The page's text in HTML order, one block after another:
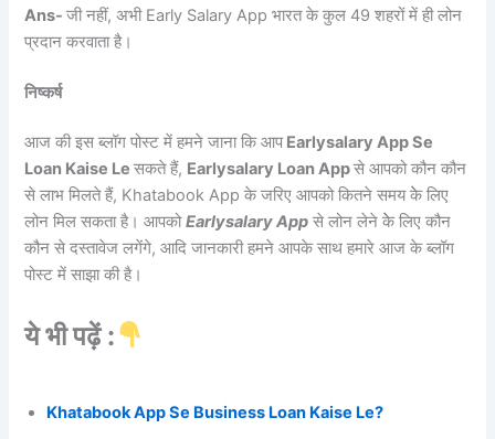
Ans-जी नहीं, अभी Early Salary App भारत के कुल 49 शहरों में ही लोन
प्रदान करवाता है।
निष्कर्ष
आज की इस ब्लॉग पोस्ट में हमने जाना कि आपEarlysalary App Se
Loan Kaise Leसकते हैं, Earlysalary Loan Appसे आपको कौन कौन
से लाभ मिलते हैं, Khatabook App के जरिए आपको कितने समय केे लिए
लोन मिल सकता है। आपकोEarlysalary App से लोन लेने केे लिए कौन
कौन से दस्तावेज लगेंगे, आदि जानकारी हमने आपके साथ हमारे आज के ब्लॉग
पोस्ट में साझा की है।
ये भी पढ़ें :
Khatabook App Se Business Loan Kaise Le?